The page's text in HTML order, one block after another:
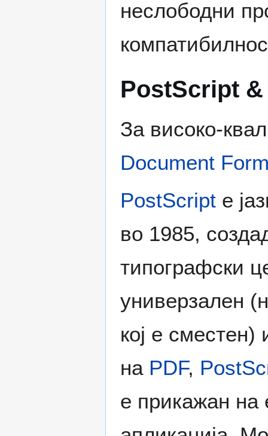
неслободни
PostScript &
За високо-
Document
PostScript е
во 1985,
типографски
универзален
кој е
на PDF,
е прикажан на